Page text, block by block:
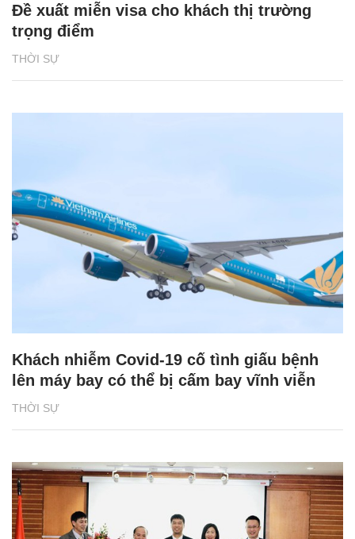
THỜI SỰ
Đề xuất miễn visa cho khách thị trường
trọng điểm
THỜI SỰ
Khách nhiễm Covid-19 cố tình giấu bệnh
lên máy bay có thể bị cấm bay vĩnh viễn